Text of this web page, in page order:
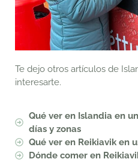
Te dejo otros artículos de
interesarte.
Qué ver en Islandia en
días y zonas
Qué ver en Reikiavik en
Dónde comer en